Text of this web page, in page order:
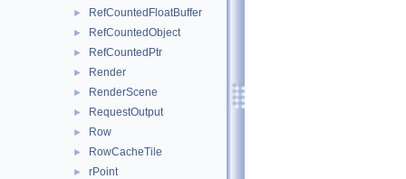
► RefCountedFloatBuffer
► RefCountedObject
► RefCountedPtr
► Render
► RenderScene
► RequestOutput
► Row
► RowCacheTile
► rPoint